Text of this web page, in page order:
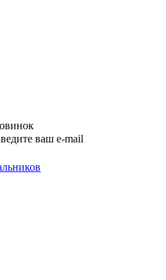
ваш e-mail